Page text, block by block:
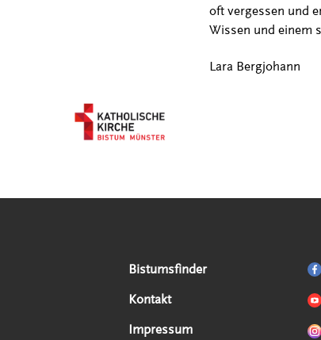
oft vergessen und
Wissen und einem
Lara Bergjohann
Serviceangebote
Bistumsfinder
Kontakt
Impressum
Social Media Angebote
Externe Links